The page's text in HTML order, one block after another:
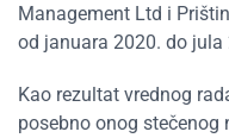
Management Ltd i
od januara 2020. do jula
Kao rezultat vrednog
posebno onog stečenog